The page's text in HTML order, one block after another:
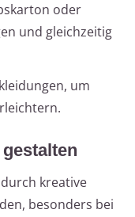
oder
und gleichzeitig
um
kreative
besonders bei